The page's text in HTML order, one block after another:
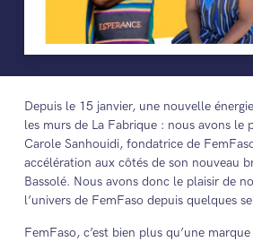
Depuis le 15 janvier, une nouvelle
les murs de La Fabrique : nous avons le
Carole Sanhouidi, fondatrice de
accélération aux côtés de son nouveau
Bassolé. Nous avons donc le plaisir de
l’univers de FemFaso depuis quelques
FemFaso, c’est bien plus qu’une